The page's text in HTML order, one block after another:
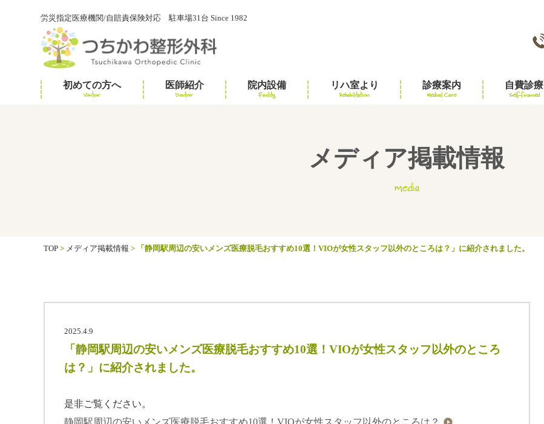
労災指定医療機関/自賠責保険対応 駐車場31台 Since 1982
初めての方へ
Visitor
医師紹介
Doctor
院内設備
Facility
リハ室より
Rehabilitation
診療案内
Medical Care
自費診療
Self-financed
メディア掲載情報
media
TOP > メディア掲載情報 > 「静岡駅周辺の安いメンズ医療脱毛おすすめ10選！VIOが女性スタッフ以外のところは？」に紹介されました。
2025.4.9
「静岡駅周辺の安いメンズ医療脱毛おすすめ10選！VIOが女性スタッフ以外のところ
は？」に紹介されました。
是非ご覧ください。
静岡駅周辺の安いメンズ医療脱毛おすすめ10選！VIOが女性スタッフ以外のところは？